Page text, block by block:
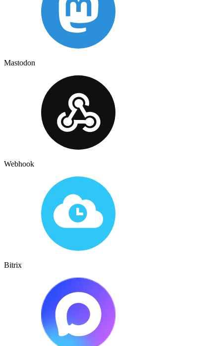
Mastodon
Webhook
Bitrix